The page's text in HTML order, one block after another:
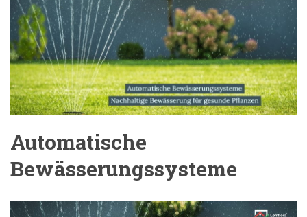
Automatische
Bewässerungssysteme